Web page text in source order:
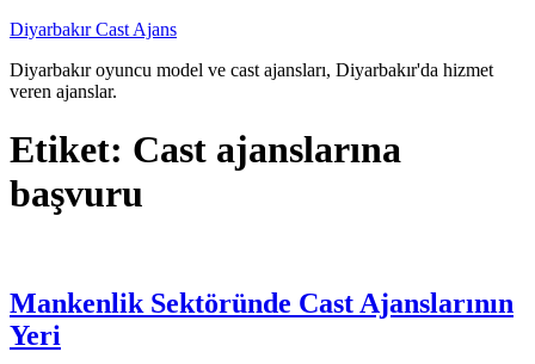
İçeriğe
Diyarbakır Cast Ajans
Diyarbakır oyuncu model ve cast ajansları, Diyarbakır'da hizmet
veren ajanslar.
Etiket: Cast ajanslarına
başvuru
Mankenlik Sektöründe Cast Ajanslarının
Yeri